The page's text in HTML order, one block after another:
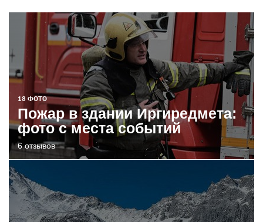
18 ФОТО
Пожар в здании Иргиредмета:
фото с места событий
6 отзывов